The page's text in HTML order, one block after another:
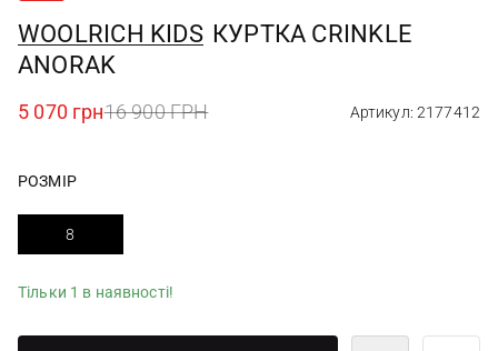
WOOLRICH KIDS КУРТКА CRINKLE
ANORAK
5 070 грн16 900 ГРН Артикул: 2177412
РОЗМІР
8
Тільки 1 в наявності!